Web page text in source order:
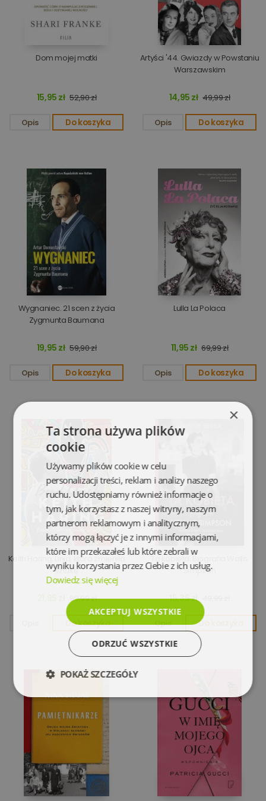
Dom mojej matki
15,95 zł 52,90 zł
Opis Do koszyka
Artyści '44. Gwiazdy w Powstaniu
Warszawskim
14,95 zł 49,99 zł
Opis Do koszyka
Wygnaniec. 21 scen z życia
Zygmunta Baumana
19,95 zł 59,90 zł
Opis Do koszyka
Lulla La Polaca
11,95 zł 69,99 zł
Opis Do koszyka
Keith Haring. Linia, która zmieniła
sztukę
99,99 zł
Do koszyka
Ta kobieta. Biografia Wallis
Simpson
15,35 zł
Opis Do koszyka
×
Ta strona używa plików
cookie
Używamy plików cookie w celu
personalizacji treści, reklam i analizy naszego
ruchu. Udostępniamy również informacje o
tym, jak korzystasz z naszej witryny, naszym
partnerom reklamowym i analitycznym,
którzy mogą łączyć je z innymi informacjami,
które im przekazałeś lub które zebrali w
wyniku korzystania przez Ciebie z ich usług.
Dowiedz się więcej
AKCEPTUJ WSZYSTKIE
ODRZUĆ WSZYSTKIE
POKAŻ SZCZEGÓŁY
Niezbędne Wydajność
Funkcjonalność